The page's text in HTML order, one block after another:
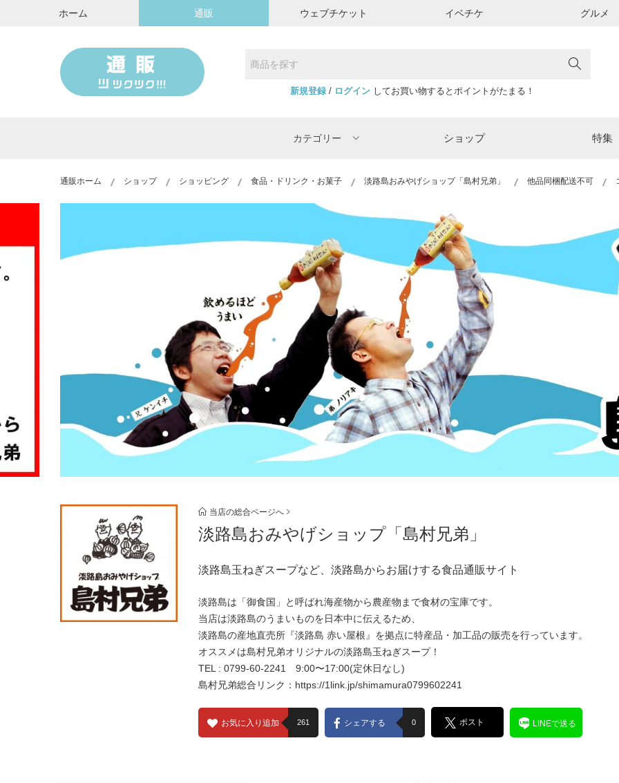
ホーム 通販 ウェブチケット イベチケ グルメ
新規登録/ ログインしてお買い物するとポイントがたまる！
カテゴリー ショップ 特集
通販ホーム ショップ ショッピング 食品・ドリンク・お菓子 淡路島おみやげショップ「島村兄弟」 他品同梱配送不可
当店の総合ページへ
淡路島おみやげショップ「島村兄弟」
淡路島玉ねぎスープなど、淡路島からお届けする食品通販サイト
淡路島は「御食国」と呼ばれ海産物から農産物まで食材の宝庫です。
当店は淡路島のうまいものを日本中に伝えるため、
淡路島の産地直売所『淡路島 赤い屋根』を拠点に特産品・加工品の販売を行っています。
オススメは島村兄弟オリジナルの淡路島玉ねぎスープ！
TEL : 0799-60-2241 9:00〜17:00(定休日なし)
島村兄弟総合リンク： https://1link.jp/shimamura0799602241
お気に入り追加 261 シェアする 0 ポスト LINEで送る